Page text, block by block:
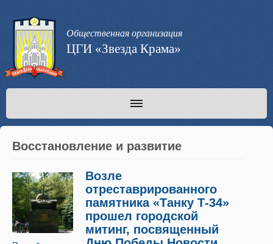
Общественная организация
ЦГИ «Звезда Крама»
Восстановление и развитие
Возле
отреставрированного
памятника «Танку Т-34»
прошел городской
митинг, посвященный